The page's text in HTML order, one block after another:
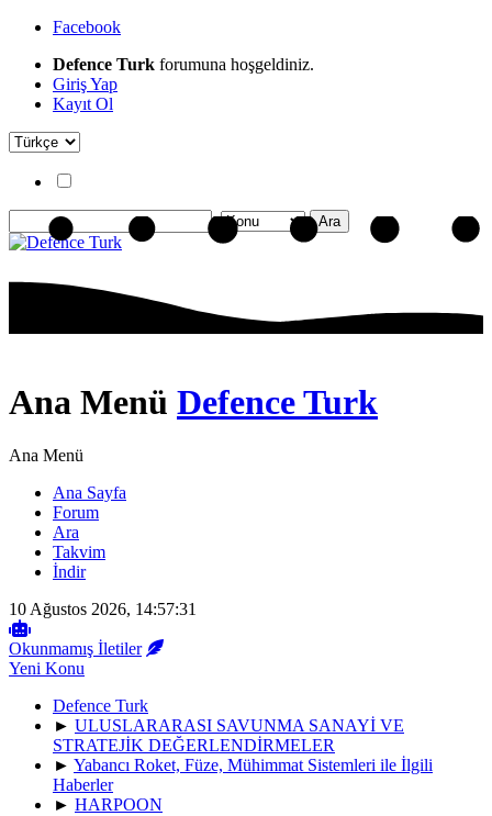
Facebook
Defence Turk forumuna hoşgeldiniz.
Giriş Yap
Kayıt Ol
Ana Menü Defence Turk
Ana Menü
Ana Sayfa
Forum
Ara
Takvim
İndir
10 Ağustos 2026, 14:57:31
Okunmamış İletiler
Yeni Konu
Defence Turk
► ULUSLARARASI SAVUNMA SANAYİ VE
STRATEJİK DEĞERLENDİRMELER
► Yabancı Roket, Füze, Mühimmat Sistemleri ile İlgili
Haberler
► HARPOON